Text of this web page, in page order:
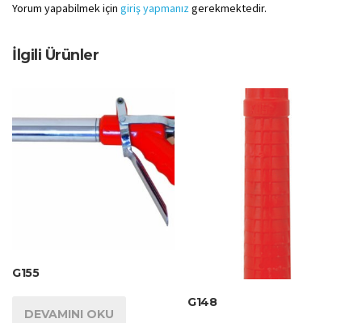
Yorum yapabilmek için giriş yapmanızgerekmektedir.
İlgili Ürünler
G155
DEVAMINI OKU
G148